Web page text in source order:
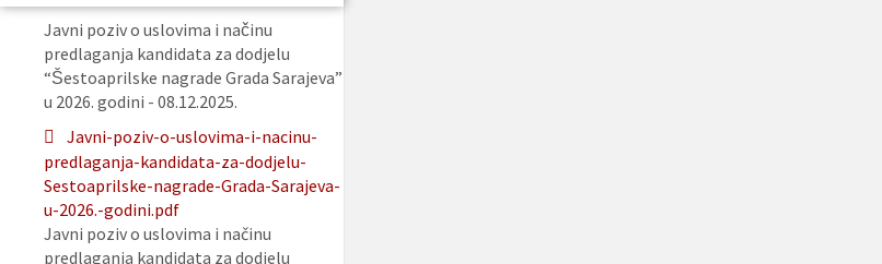
Javni poziv o uslovima i načinu
predlaganja kandidata za dodjelu
“Šestoaprilske nagrade Grada Sarajeva”
u 2026. godini - 08.12.2025.
Javni-poziv-o-uslovima-i-nacinu-
predlaganja-kandidata-za-dodjelu-
Sestoaprilske-nagrade-Grada-Sarajeva-
u-2026.-godini.pdf
Javni poziv o uslovima i načinu
predlaganja kandidata za dodjelu